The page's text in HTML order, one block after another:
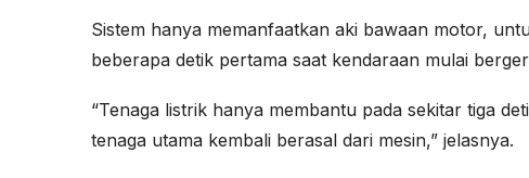
Sistem hanya memanfaatkan aki bawaan motor,
beberapa detik pertama saat kendaraan mulai
“Tenaga listrik hanya membantu pada sekitar tiga
tenaga utama kembali berasal dari mesin,” jelasnya.